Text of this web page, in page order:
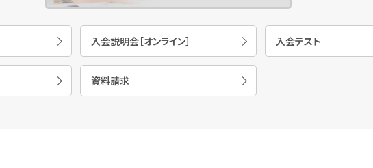
入会説明会［オンライン］ 入会テスト
資料請求